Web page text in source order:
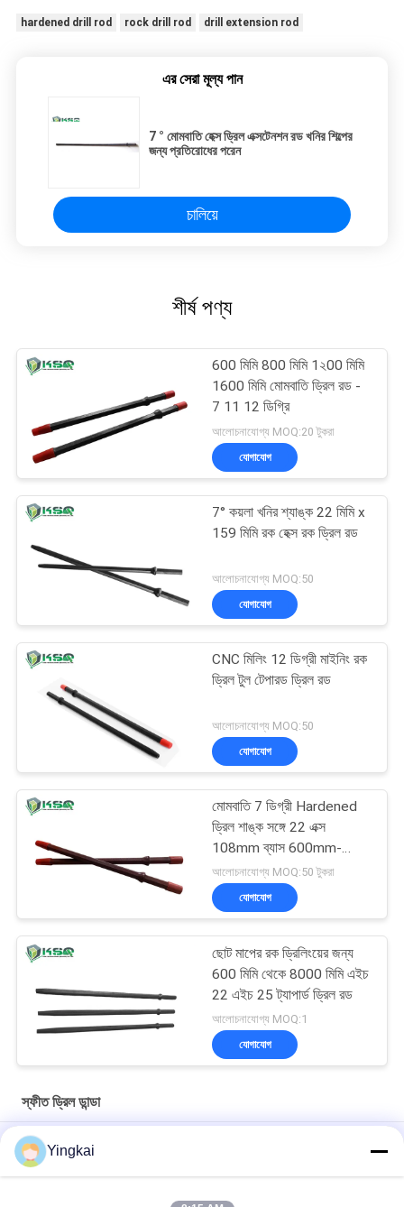
hardened drill rod rock drill rod drill extension rod
এর সেরা মূল্য পান
7 ° মোমবাতি হেক্স ড্রিল এক্সটেনশন রড খনির শিল্পের
জন্য প্রতিরোধের পরেন
চালিয়ে
শীর্ষ পণ্য
600 মিমি 800 মিমি 1২00 মিমি
1600 মিমি মোমবাতি ড্রিল রড -
7 11 12 ডিগ্রি
আলোচনাযোগ্য MOQ:20 টুকরা
যোগাযোগ
7° কয়লা খনির শ্যাঙ্ক 22 মিমি x
159 মিমি রক হেক্স রক ড্রিল রড
আলোচনাযোগ্য MOQ:50
যোগাযোগ
CNC মিলিং 12 ডিগ্রী মাইনিং রক
ড্রিল টুল টেপারড ড্রিল রড
আলোচনাযোগ্য MOQ:50
যোগাযোগ
মোমবাতি 7 ডিগ্রী Hardened
ড্রিল শাঙ্ক সঙ্গে 22 এক্স
108mm ব্যাস 600mm-
6000mm
আলোচনাযোগ্য MOQ:50 টুকরা
যোগাযোগ
ছোট মাপের রক ড্রিলিংয়ের জন্য
600 মিমি থেকে 8000 মিমি এইচ
22 এইচ 25 ট্যাপার্ড ড্রিল রড
আলোচনাযোগ্য MOQ:1
যোগাযোগ
স্ফীত ড্রিল ডান্ডা
2 ইঞ্চি 4 ইঞ্চি 7 ডিগ্রি হেক্স 22 শ্যাঙ্ক টাংস্টেন কার্বাইড টেপারড ড্রিল রড
খনন সরঞ্জাম টেপারড ড্রিল রড 7 11 এবং 12 ডিগ্রি টেকসই হেক্সাগোনাল রক
Yingkai